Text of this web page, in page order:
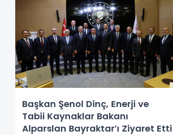
Başkan Şenol Dinç, Enerji ve
Tabii Kaynaklar Bakanı
Alparslan Bayraktar’ı Ziyaret Etti